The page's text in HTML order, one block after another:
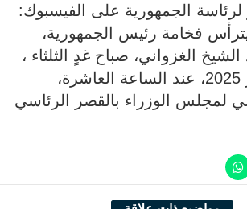
الجمهورية على الفيسبوك:
فخامة رئيس الجمهورية،
الغزواني، صباح غدٍ الثلثاء ،
الموافق 7أكتوبر 2025، عند الساعة العاشرة،
لمجلس الوزراء بالقصر الرئاسي